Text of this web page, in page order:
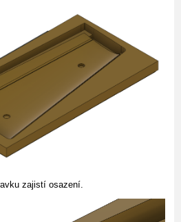
zajistí osazení.